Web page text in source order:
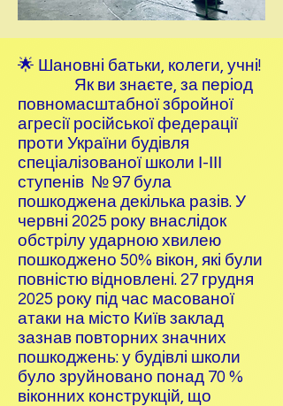
🌟 Шановні батьки, колеги, учні!
Як ви знаєте, за період
повномасштабної збройної
агресії російської федерації
проти України будівля
спеціалізованої школи І-ІІІ
ступенів № 97 була
пошкоджена декілька разів. У
червні 2025 року внаслідок
обстрілу ударною хвилею
пошкоджено 50% вікон, які були
повністю відновлені. 27 грудня
2025 року під час масованої
атаки на місто Київ заклад
зазнав повторних значних
пошкоджень: у будівлі школи
було зруйновано понад 70 %
віконних конструкцій, що